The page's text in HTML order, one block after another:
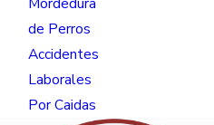
de Perros
Accidentes
Laborales
Por Caidas